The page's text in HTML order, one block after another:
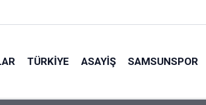
TÜRKİYE ASAYİŞ SAMSUNSPOR